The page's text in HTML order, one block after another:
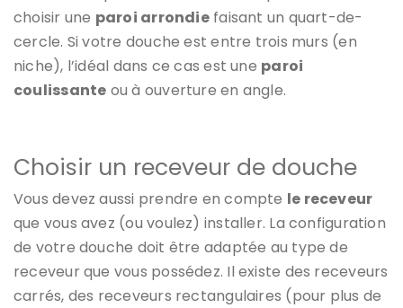
choisir une paroi arrondiefaisant un quart-de-
cercle. Si votre douche est entre trois murs (en
niche), l’idéal dans ce cas est une paroi
coulissante ou à ouverture en angle.
Choisir un receveur de douche
Vous devez aussi prendre en compte le receveur
que vous avez (ou voulez) installer. La configuration
de votre douche doit être adaptée au type de
receveur que vous possédez. Il existe des receveurs
carrés, des receveurs rectangulaires (pour plus de